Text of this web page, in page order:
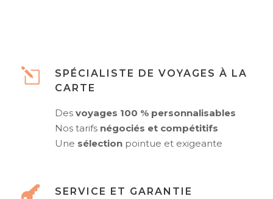
SPÉCIALISTE DE VOYAGES À LA
CARTE
Des voyages 100 % personnalisables
Nos tarifs négociés et compétitifs
Une sélection pointue et exigeante
SERVICE ET GARANTIE